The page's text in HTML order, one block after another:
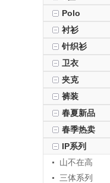
Polo
衬衫
针织衫
卫衣
夹克
裤装
春夏新品
春季热卖
IP系列
山不在高
三体系列